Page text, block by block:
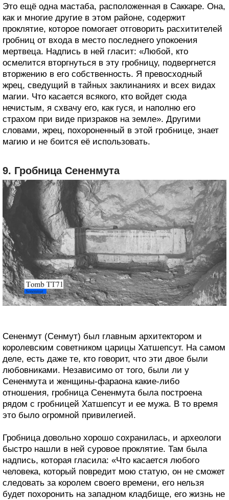
Это ещё одна мастаба, расположенная в Саккаре. Она,
как и многие другие в этом районе, содержит
проклятие, которое помогает отговорить расхитителей
гробниц от входа в место последнего упокоения
мертвеца. Надпись в ней гласит: «Любой, кто
осмелится вторгнуться в эту гробницу, подвергнется
вторжению в его собственность. Я превосходный
жрец, сведущий в тайных заклинаниях и всех видах
магии. Что касается всякого, кто войдет сюда
нечистым, я схвачу его, как гуся, и наполню его
страхом при виде призраков на земле». Другими
словами, жрец, похороненный в этой гробнице, знает
магию и не боится её использовать.
9. Гробница Сененмута
Сененмут (Сенмут) был главным архитектором и
королевским советником царицы Хатшепсут. На самом
деле, есть даже те, кто говорит, что эти двое были
любовниками. Независимо от того, были ли у
Сененмута и женщины-фараона какие-либо
отношения, гробница Сененмута была построена
рядом с гробницей Хатшепсут и ее мужа. В то время
это было огромной привилегией.
Гробница довольно хорошо сохранилась, и археологи
быстро нашли в ней суровое проклятие. Там была
надпись, которая гласила: «Что касается любого
человека, который повредит мою статую, он не сможет
следовать за королем своего времени, его нельзя
будет похоронить на западном кладбище, его жизнь не